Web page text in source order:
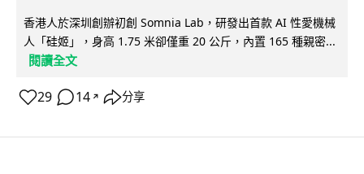
香港人於深圳創辦初創 Somnia Lab，研發出首款 AI 性愛機械
人「硅姬」，身高 1.75 米卻僅重 20 公斤，內置 165 種親密...
閱讀全文
29 14 ↗ 分享